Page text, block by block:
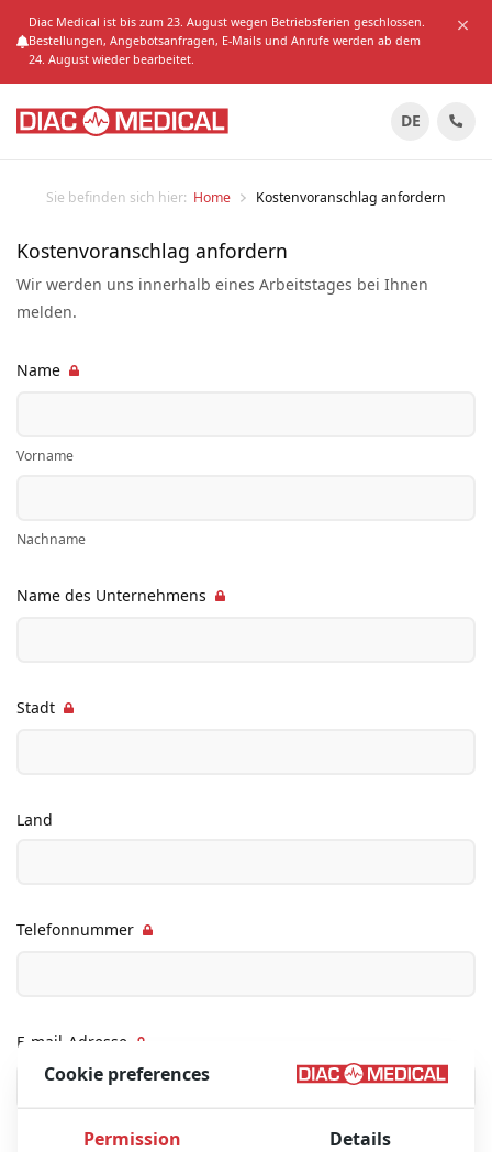
Diac Medical ist bis zum 23. August wegen Betriebsferien geschlossen.
Bestellungen, Angebotsanfragen, E-Mails und Anrufe werden ab dem
24. August wieder bearbeitet.
DE
Sie befinden sich hier: Home Kostenvoranschlag anfordern
Kostenvoranschlag anfordern
Wir werden uns innerhalb eines Arbeitstages bei Ihnen
melden.
Name
Vorname
Nachname
Name des Unternehmens
Stadt
Land
Telefonnummer
E-mail-Adresse
Cookie preferences
Permission Details